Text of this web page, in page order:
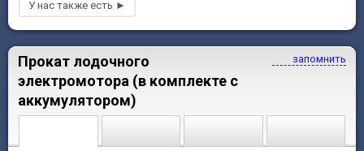
запомнить
Прокат лодочного
электромотора (в комплекте с
аккумулятором)